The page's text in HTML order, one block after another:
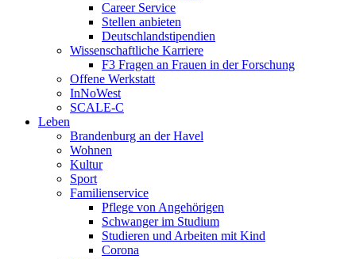
Career Service
Stellen anbieten
Deutschlandstipendien
Wissenschaftliche Karriere
F3 Fragen an Frauen in der Forschung
Offene Werkstatt
InNoWest
SCALE-C
Leben
Brandenburg an der Havel
Wohnen
Kultur
Sport
Familienservice
Pflege von Angehörigen
Schwanger im Studium
Studieren und Arbeiten mit Kind
Corona